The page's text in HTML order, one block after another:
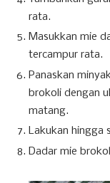
rata.
Masukkan mie
tercampur rata.
Panaskan
brokoli dengan
matang.
Lakukan hingga
Dadar mie